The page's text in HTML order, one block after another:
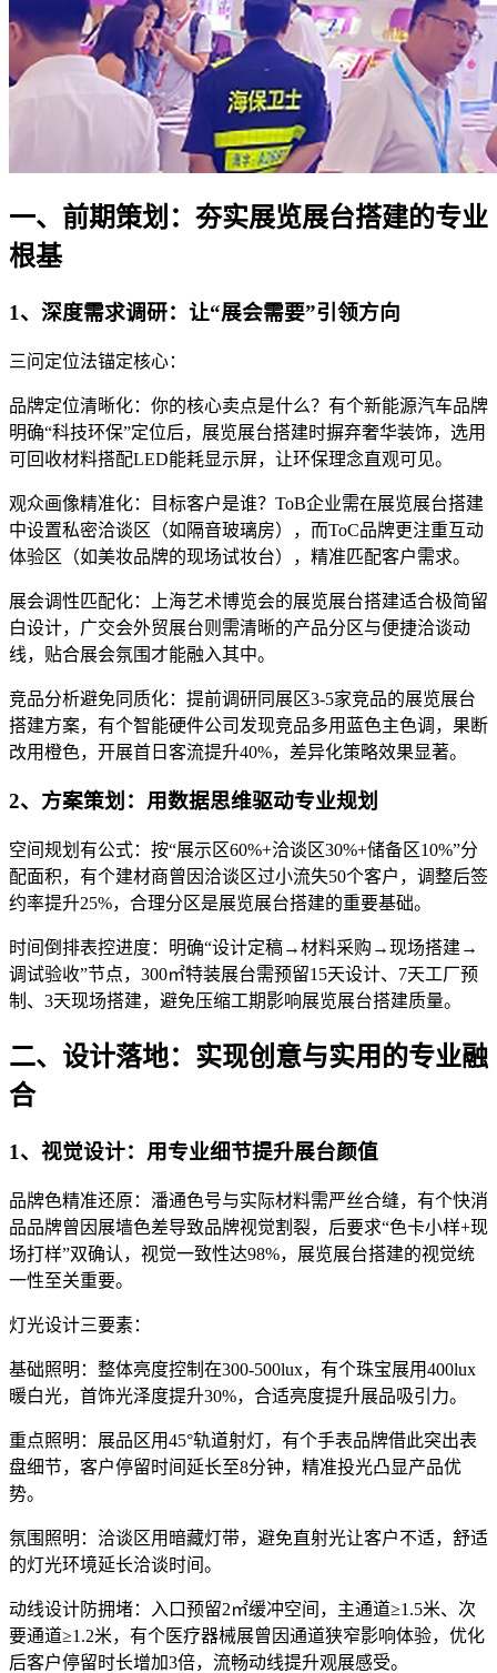
一、前期策划：夯实展览展台搭建的专业
根基
1、深度需求调研：让“展会需要”引领方向
三问定位法锚定核心：
品牌定位清晰化：你的核心卖点是什么？有个新能源汽车品牌
明确“科技环保”定位后，展览展台搭建时摒弃奢华装饰，选用
可回收材料搭配LED能耗显示屏，让环保理念直观可见。
观众画像精准化：目标客户是谁？ToB企业需在展览展台搭建
中设置私密洽谈区（如隔音玻璃房），而ToC品牌更注重互动
体验区（如美妆品牌的现场试妆台），精准匹配客户需求。
展会调性匹配化：上海艺术博览会的展览展台搭建适合极简留
白设计，广交会外贸展台则需清晰的产品分区与便捷洽谈动
线，贴合展会氛围才能融入其中。
竞品分析避免同质化：提前调研同展区3-5家竞品的展览展台
搭建方案，有个智能硬件公司发现竞品多用蓝色主色调，果断
改用橙色，开展首日客流提升40%，差异化策略效果显著。
2、方案策划：用数据思维驱动专业规划
空间规划有公式：按“展示区60%+洽谈区30%+储备区10%”分
配面积，有个建材商曾因洽谈区过小流失50个客户，调整后签
约率提升25%，合理分区是展览展台搭建的重要基础。
时间倒排表控进度：明确“设计定稿→材料采购→现场搭建→
调试验收”节点，300㎡特装展台需预留15天设计、7天工厂预
制、3天现场搭建，避免压缩工期影响展览展台搭建质量。
二、设计落地：实现创意与实用的专业融
合
1、视觉设计：用专业细节提升展台颜值
品牌色精准还原：潘通色号与实际材料需严丝合缝，有个快消
品品牌曾因展墙色差导致品牌视觉割裂，后要求“色卡小样+现
场打样”双确认，视觉一致性达98%，展览展台搭建的视觉统
一性至关重要。
灯光设计三要素：
基础照明：整体亮度控制在300-500lux，有个珠宝展用400lux
暖白光，首饰光泽度提升30%，合适亮度提升展品吸引力。
重点照明：展品区用45°轨道射灯，有个手表品牌借此突出表
盘细节，客户停留时间延长至8分钟，精准投光凸显产品优
势。
氛围照明：洽谈区用暗藏灯带，避免直射光让客户不适，舒适
的灯光环境延长洽谈时间。
动线设计防拥堵：入口预留2㎡缓冲空间，主通道≥1.5米、次
要通道≥1.2米，有个医疗器械展曾因通道狭窄影响体验，优化
后客户停留时长增加3倍，流畅动线提升观展感受。